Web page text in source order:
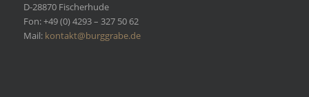
D-28870 Fischerhude
Fon: +49 (0) 4293 – 327 50 62
Mail: kontakt@burggrabe.de